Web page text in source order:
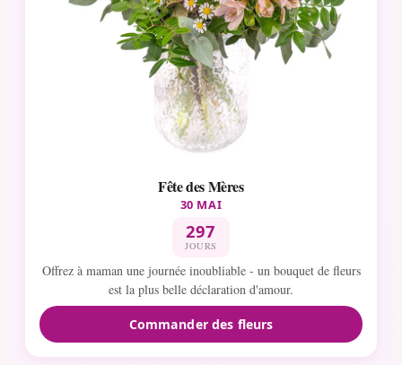
Fête des Mères
30 MAI
297
JOURS
Offrez à maman une journée inoubliable - un bouquet de fleurs
est la plus belle déclaration d'amour.
Commander des fleurs